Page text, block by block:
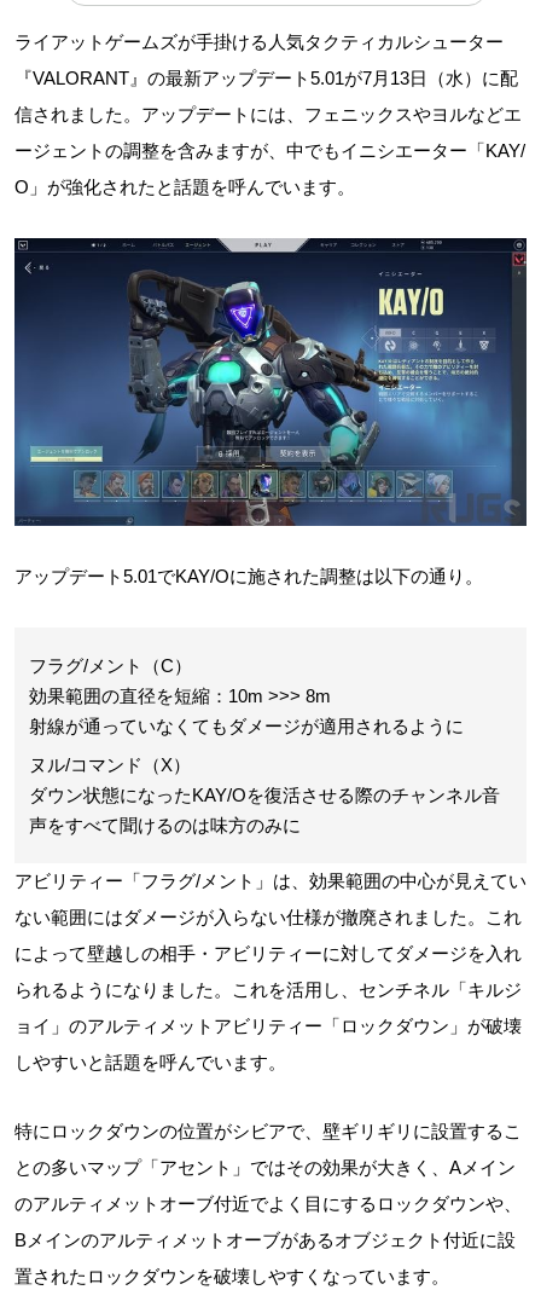
ライアットゲームズが手掛ける人気タクティカルシューター
『VALORANT』の最新アップデート5.01が7月13日（水）に配
信されました。アップデートには、フェニックスやヨルなどエ
ージェントの調整を含みますが、中でもイニシエーター「KAY/
O」が強化されたと話題を呼んでいます。
アップデート5.01でKAY/Oに施された調整は以下の通り。
フラグ/メント（C）
効果範囲の直径を短縮：10m >>> 8m
射線が通っていなくてもダメージが適用されるように
ヌル/コマンド（X）
ダウン状態になったKAY/Oを復活させる際のチャンネル音
声をすべて聞けるのは味方のみに
アビリティー「フラグ/メント」は、効果範囲の中心が見えてい
ない範囲にはダメージが入らない仕様が撤廃されました。これ
によって壁越しの相手・アビリティーに対してダメージを入れ
られるようになりました。これを活用し、センチネル「キルジ
ョイ」のアルティメットアビリティー「ロックダウン」が破壊
しやすいと話題を呼んでいます。
特にロックダウンの位置がシビアで、壁ギリギリに設置するこ
との多いマップ「アセント」ではその効果が大きく、Aメイン
のアルティメットオーブ付近でよく目にするロックダウンや、
Bメインのアルティメットオーブがあるオブジェクト付近に設
置されたロックダウンを破壊しやすくなっています。